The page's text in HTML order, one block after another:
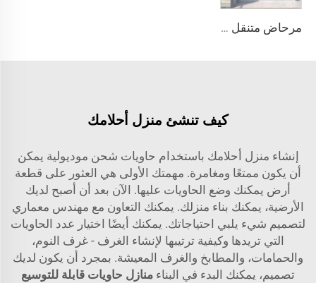
مرحاض متنقل عام محمول مخصص للاستخدام الخارجي للتخييم بسعر حاويات المنازل المراحيض المتنقلة
كيف تنشئ منزل أحلامك
إنشاء منزل أحلامك باستخدام حاويات شحن موديولية يمكن
أن يكون ممتعًا ومغامرة. مهمتك الأولى هي العثور على قطعة
أرض يمكنك وضع الحاويات عليها. الآن بعد أن أصبح لديك
الأرضية، يمكنك بناء منزلك. يمكنك التعاون مع مهندس معماري
لتصميم شيء يلبي احتياجاتك. يمكنك أيضًا اختيار عدد الحاويات
التي تريدها وكيفية ترتيبها لإنشاء الغرف - غرف النوم،
والحمامات، والمطابخ والغرف المعيشة. بمجرد أن يكون لديك
تصميم، يمكنك البدء في البناء منازل حاويات قابلة للتوسيع